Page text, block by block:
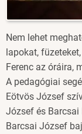
Nem lehet
lapokat,
Ferenc az óráira,
A pedagógiai
Eötvös József
József és
Barcsai József